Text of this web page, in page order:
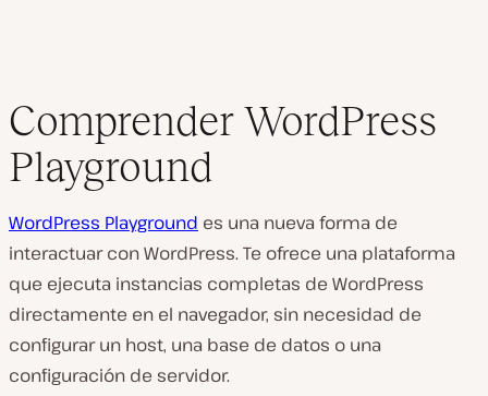
Comprender WordPress
Playground
WordPress Playground es una nueva forma de
interactuar con WordPress. Te ofrece una plataforma
que ejecuta instancias completas de WordPress
directamente en el navegador, sin necesidad de
configurar un host, una base de datos o una
configuración de servidor.